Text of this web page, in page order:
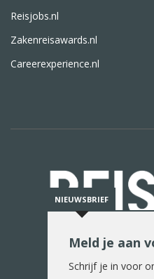
Reisjobs.nl
Zakenreisawards.nl
Careerexperience.nl
De reiswereld
NIEUWSBRIEF
Meld je aan
Schrijf je in voor